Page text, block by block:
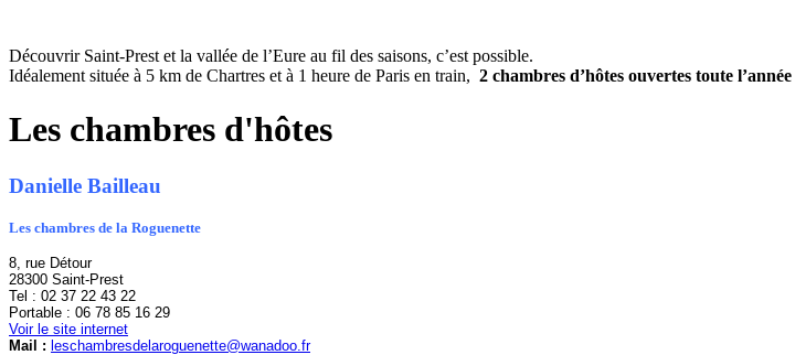
Découvrir Saint-Prest et la vallée de l’Eure au fil des saisons, c’est possible.
Idéalement située à 5 km de Chartres et à 1 heure de Paris en train, 2 chambres d’hôtes ouvertes toute l’année
Les chambres d'hôtes
Danielle Bailleau
Les chambres de la Roguenette
8, rue Détour
28300 Saint-Prest
Tel : 02 37 22 43 22
Portable : 06 78 85 16 29
Voir le site internet
Mail : leschambresdelaroguenette@wanadoo.fr